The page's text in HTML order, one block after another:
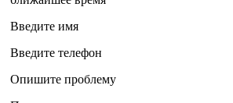
Введите имя
Введите телефон
Опишите проблему